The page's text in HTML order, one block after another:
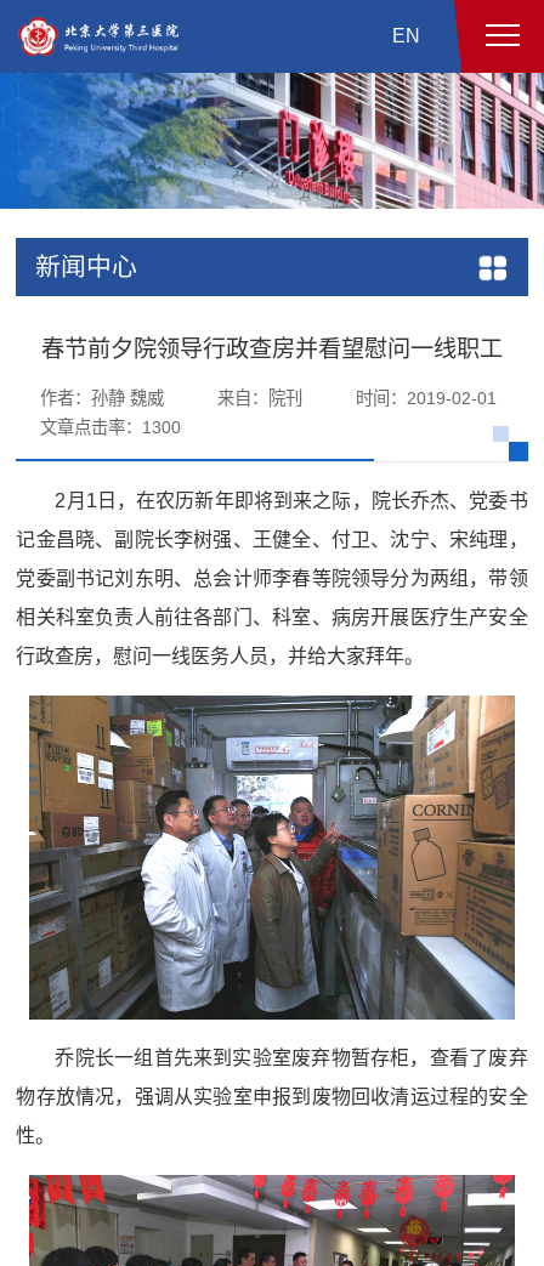
EN
新闻中心
春节前夕院领导行政查房并看望慰问一线职工
作者：孙静 魏威 来自：院刊
时间：2019-02-01
文章点击率： 1300
2 月1日，在农历新年即将到来之际，院长乔杰、党委书
记金昌晓、副院长李树强、王健全、付卫、沈宁、宋纯理，
党委副书记刘东明、总会计师李春等院领导分为两组，带领
相关科室负责人前往各部门、科室、病房开展医疗生产安全
行政查房，慰问一线医务人员，并给大家拜年。
乔院长一组首先来到实验室废弃物暂存柜，查看了废弃
物存放情况，强调从实验室申报到废物回收清运过程的安全
性。